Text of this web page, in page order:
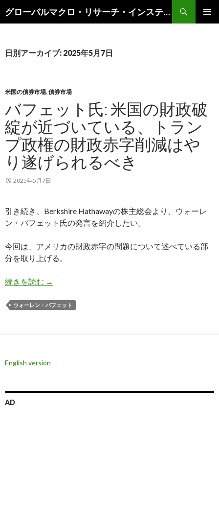
グローバルマクロ・リサーチ・インスティテュート
索
ン
キ
プ
日別アーカイブ: 2025年5月7日
米国の債券市場, 債券市場
バフェット氏: 米国の財政破
綻が近づいている、トラン
プ政権の財政赤字削減はや
り遂げられるべき
2025年5月7日
引き続き、Berkshire Hathawayの株主総会より、ウォーレ
ン・バフェット氏の発言を紹介したい。
今回は、アメリカの財政赤字の問題について述べている部
分を取り上げる。
続きを読む バフェット氏: 米国の財政破綻が近づいている
→
ウォーレン・バフェット
English version
AD